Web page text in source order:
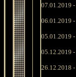
07.01.2019 -
06.01.2019 -
05.01.2019 -
05.12.2019 -
26.12.2018 -